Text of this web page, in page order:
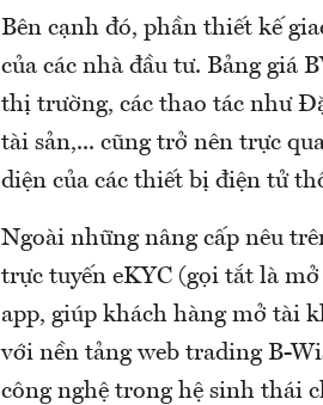
Bên cạnh đó, phần thiết kế
của các nhà đầu tư. Bảng giá
thị trường, các thao tác như
tài sản,... cũng trở nên trực
diện của các thiết bị điện tử
Ngoài những nâng cấp nêu
trực tuyến eKYC (gọi tắt là
app, giúp khách hàng mở tài
với nền tảng web trading B-
công nghệ trong hệ sinh thái